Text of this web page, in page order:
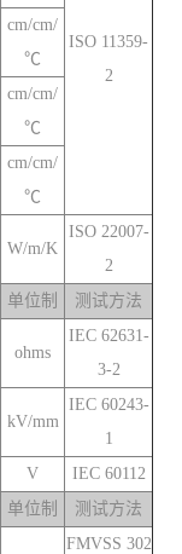
ISO 11359-
2
cm/cm/
℃
cm/cm/
℃
cm/cm/
℃
W/m/K
ISO 22007-
2
单位制 测试方法
ohms
IEC 62631-
3-2
kV/mm
IEC 60243-
1
V
IEC 60112
单位制
测试方法
FMVSS 302